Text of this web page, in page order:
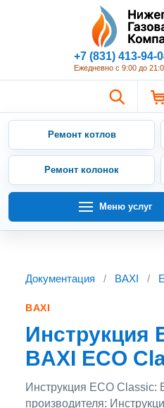
+7 (831) 413-94-
Ежедневно с 9:00 до
Ремонт котлов
Ремонт колонок
Меню услуг
Документация / BAXI /
BAXI
Инструкция
BAXI ECO
Инструкция ECO Classic:
производителя: